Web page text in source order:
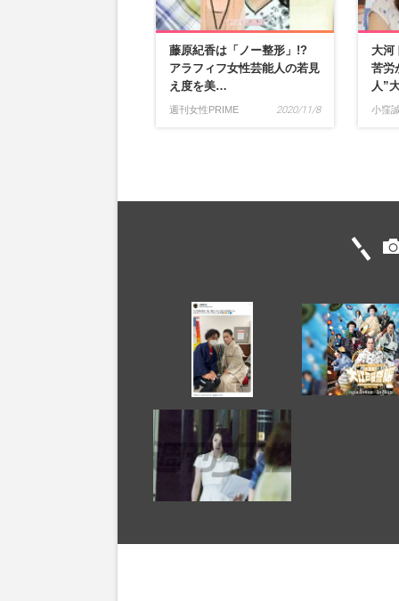
藤原紀香は「ノー整形」!?
アラフィフ女性芸能人の若見
え度を美…
週刊女性PRIME 2020/11/8
大河
苦労
人”
小窪